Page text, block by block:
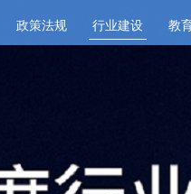
政策法规 行业建设 教